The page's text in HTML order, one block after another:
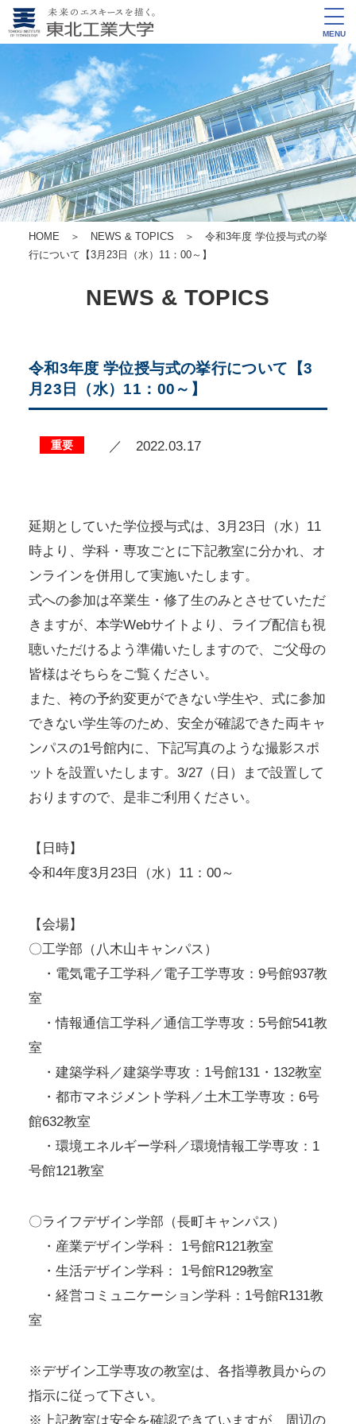
MENU
HOME ＞ NEWS & TOPICS ＞ 令和3年度 学位授与式の挙
行について【3月23日（水）11：00～】
NEWS & TOPICS
令和3年度 学位授与式の挙行について【3
月23日（水）11：00～】
重要 ／ 2022.03.17
延期としていた学位授与式は、3月23日（水）11
時より、学科・専攻ごとに下記教室に分かれ、オ
ンラインを併用して実施いたします。
式への参加は卒業生・修了生のみとさせていただ
きますが、本学Webサイトより、ライブ配信も視
聴いただけるよう準備いたしますので、ご父母の
皆様はそちらをご覧ください。
また、袴の予約変更ができない学生や、式に参加
できない学生等のため、安全が確認できた両キャ
ンパスの1号館内に、下記写真のような撮影スポ
ットを設置いたします。3/27（日）まで設置して
おりますので、是非ご利用ください。
【日時】
令和4年度3月23日（水）11：00～
【会場】
〇工学部（八木山キャンパス）
・電気電子工学科／電子工学専攻：9号館937教
室
・情報通信工学科／通信工学専攻：5号館541教
室
・建築学科／建築学専攻：1号館131・132教室
・都市マネジメント学科／土木工学専攻：6号
館632教室
・環境エネルギー学科／環境情報工学専攻：1
号館121教室
〇ライフデザイン学部（長町キャンパス）
・産業デザイン学科： 1号館R121教室
・生活デザイン学科： 1号館R129教室
・経営コミュニケーション学科：1号館R131教
室
※デザイン工学専攻の教室は、各指導教員からの
指示に従って下さい。
※上記教室は安全を確認できていますが、周辺の